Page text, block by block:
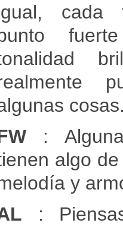
cada
:
algo
y
: